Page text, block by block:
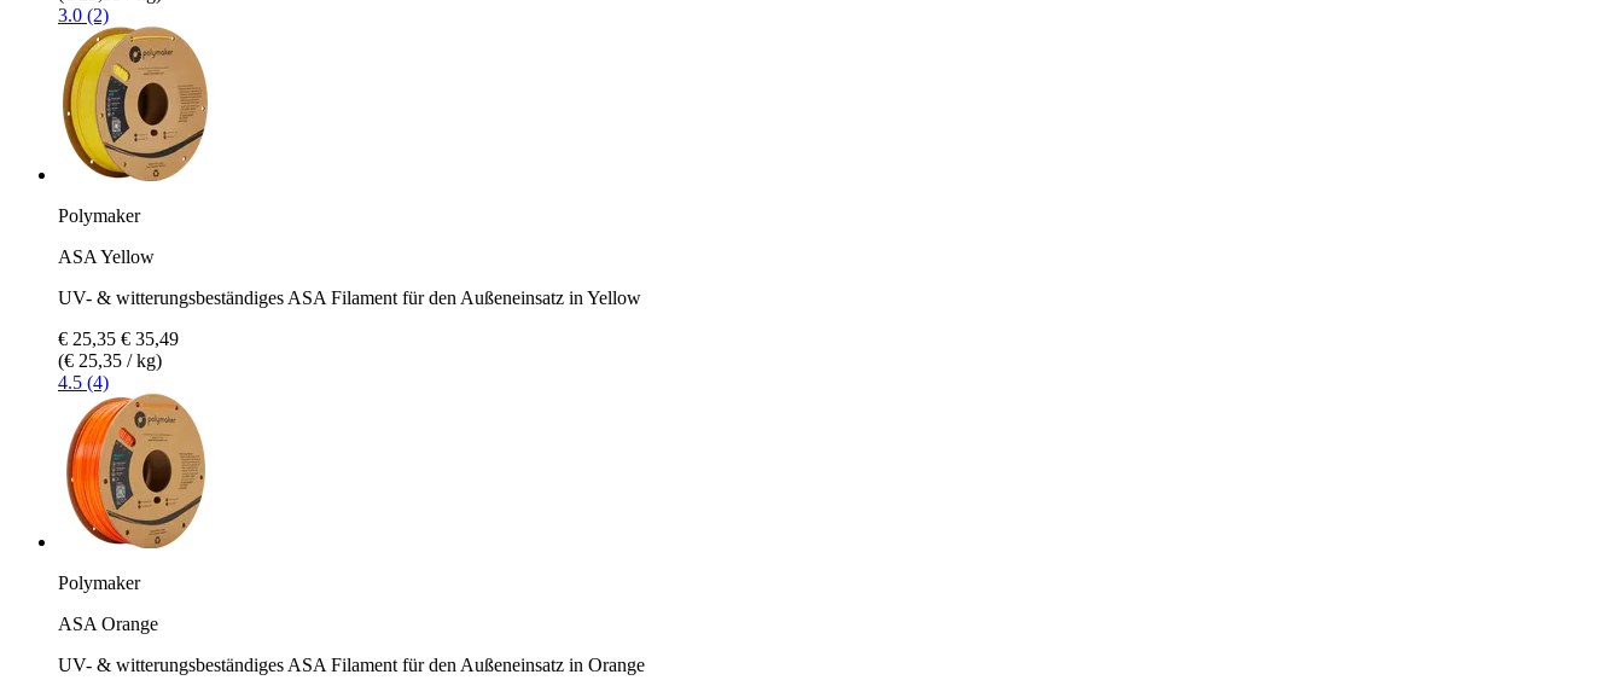
3.0 (2)
Polymaker
ASA Yellow
UV- & witterungsbeständiges ASA Filament für den Außeneinsatz in Yellow
€ 25,35 € 35,49
(€ 25,35 / kg)
4.5 (4)
Polymaker
ASA Orange
UV- & witterungsbeständiges ASA Filament für den Außeneinsatz in Orange